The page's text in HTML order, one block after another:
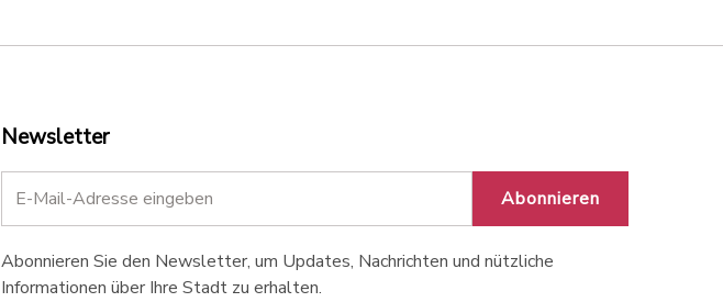
Newsletter
Abonnieren
Abonnieren Sie den Newsletter, um Updates, Nachrichten und nützliche
Informationen über Ihre Stadt zu erhalten.